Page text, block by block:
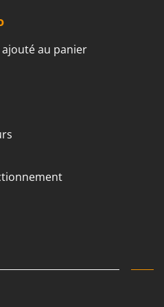
de terre pour tracteur
tracteur
au panier